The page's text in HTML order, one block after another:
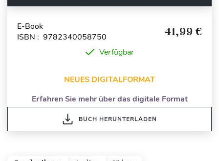
E-Book
ISBN : 9782340058750
41,99 €
Verfügbar
NEUES DIGITALFORMAT
Erfahren Sie mehr über das digitale Format
BUCH HERUNTERLADEN